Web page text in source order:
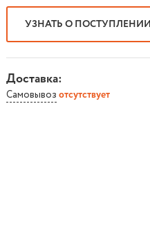
УЗНАТЬ О ПОСТУПЛЕНИИ
Доставка:
Самовывоз отсутствует